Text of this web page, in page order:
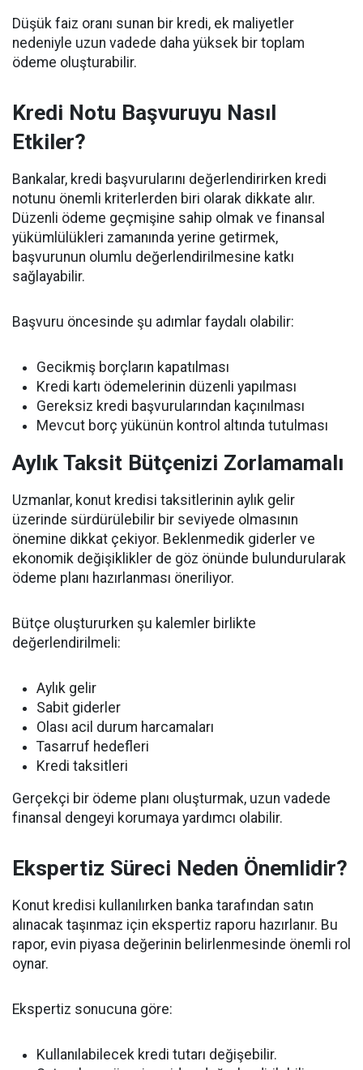
Düşük faiz oranı sunan bir kredi, ek maliyetler
nedeniyle uzun vadede daha yüksek bir toplam
ödeme oluşturabilir.
Kredi Notu Başvuruyu Nasıl
Etkiler?
Bankalar, kredi başvurularını değerlendirirken kredi
notunu önemli kriterlerden biri olarak dikkate alır.
Düzenli ödeme geçmişine sahip olmak ve finansal
yükümlülükleri zamanında yerine getirmek,
başvurunun olumlu değerlendirilmesine katkı
sağlayabilir.
Başvuru öncesinde şu adımlar faydalı olabilir:
Gecikmiş borçların kapatılması
Kredi kartı ödemelerinin düzenli yapılması
Gereksiz kredi başvurularından kaçınılması
Mevcut borç yükünün kontrol altında tutulması
Aylık Taksit Bütçenizi Zorlamamalı
Uzmanlar, konut kredisi taksitlerinin aylık gelir
üzerinde sürdürülebilir bir seviyede olmasının
önemine dikkat çekiyor. Beklenmedik giderler ve
ekonomik değişiklikler de göz önünde bulundurularak
ödeme planı hazırlanması öneriliyor.
Bütçe oluştururken şu kalemler birlikte
değerlendirilmeli:
Aylık gelir
Sabit giderler
Olası acil durum harcamaları
Tasarruf hedefleri
Kredi taksitleri
Gerçekçi bir ödeme planı oluşturmak, uzun vadede
finansal dengeyi korumaya yardımcı olabilir.
Ekspertiz Süreci Neden Önemlidir?
Konut kredisi kullanılırken banka tarafından satın
alınacak taşınmaz için ekspertiz raporu hazırlanır. Bu
rapor, evin piyasa değerinin belirlenmesinde önemli rol
oynar.
Ekspertiz sonucuna göre:
Kullanılabilecek kredi tutarı değişebilir.